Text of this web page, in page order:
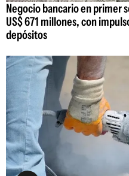
Negocio bancario en primer
US$ 671 millones, con
depósitos